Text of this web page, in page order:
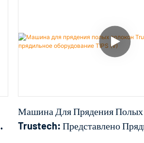
Машина Для Прядения Полых
Trustech: Представлено